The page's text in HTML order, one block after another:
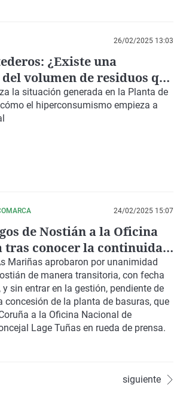
26/02/2025 13:03
¿Existe una
volumen de residuos que
la situación generada en la Planta de
el hiperconsumismo empieza a
24/02/2025 15:07
de Nostián a la Oficina
tras conocer la continuidad
das Mariñas
Mariñas aprobaron por unanimidad
de manera transitoria, con fecha
sin entrar en la gestión, pendiente de
de la planta de basuras, que
a la Oficina Nacional de
Lage Tuñas en rueda de prensa.
siguiente